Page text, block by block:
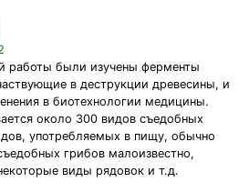
работы были изучены ферменты
в деструкции древесины, и
в биотехнологии медицины.
около 300 видов съедобных
употребляемых в пищу, обычно
грибов малоизвестно,
виды рядовок и т.д.